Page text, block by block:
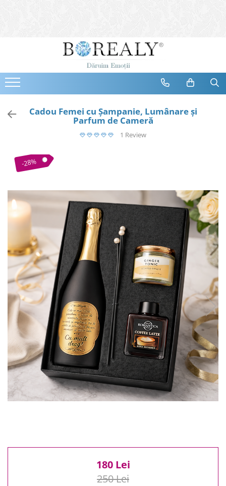
Bijuterii
Cercei
Bratari
Coliere
Destinatari
Bijuterii Copii
Bijuterii Mirese
Selectii
Reduceri
Cele mai noi
Cele mai vandute
Cele mai votate
Cu video
Pret
0 Lei - 100 Lei
100 Lei - 200 Lei
200 Lei - 300 Lei
300 Lei - 500 Lei
500 Lei - 1000 Lei
Cadou Femei cu Șampanie, Lumânare și
Parfum de Cameră
1 Review
-28%
180 Lei
250 Lei